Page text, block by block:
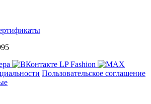
Пользовательское соглашение